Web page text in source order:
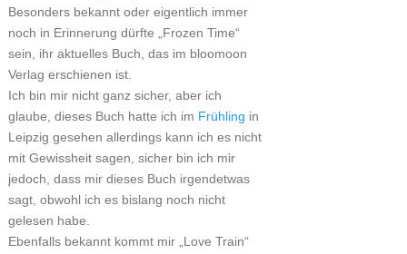
Besonders bekannt oder eigentlich immer
noch in Erinnerung dürfte „Frozen Time“
sein, ihr aktuelles Buch, das im bloomoon
Verlag erschienen ist.
Ich bin mir nicht ganz sicher, aber ich
glaube, dieses Buch hatte ich im Frühling in
Leipzig gesehen allerdings kann ich es nicht
mit Gewissheit sagen, sicher bin ich mir
jedoch, dass mir dieses Buch irgendetwas
sagt, obwohl ich es bislang noch nicht
gelesen habe.
Ebenfalls bekannt kommt mir „Love Train“